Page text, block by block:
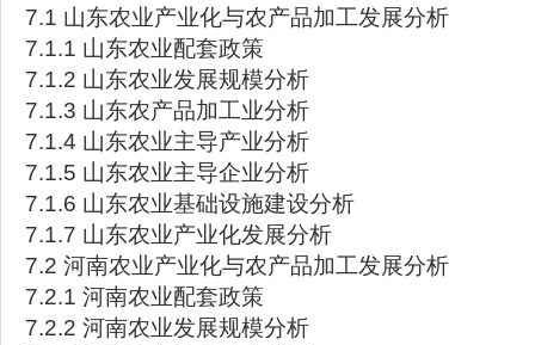
7.1 山东农业产业化与农产品加工发展分析
7.1.1 山东农业配套政策
7.1.2 山东农业发展规模分析
7.1.3 山东农产品加工业分析
7.1.4 山东农业主导产业分析
7.1.5 山东农业主导企业分析
7.1.6 山东农业基础设施建设分析
7.1.7 山东农业产业化发展分析
7.2 河南农业产业化与农产品加工发展分析
7.2.1 河南农业配套政策
7.2.2 河南农业发展规模分析